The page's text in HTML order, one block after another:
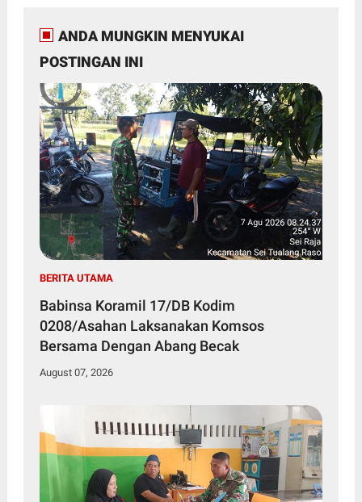
ANDA MUNGKIN MENYUKAI
POSTINGAN INI
BERITA UTAMA
Babinsa Koramil 17/DB Kodim
0208/Asahan Laksanakan Komsos
Bersama Dengan Abang Becak
August 07, 2026